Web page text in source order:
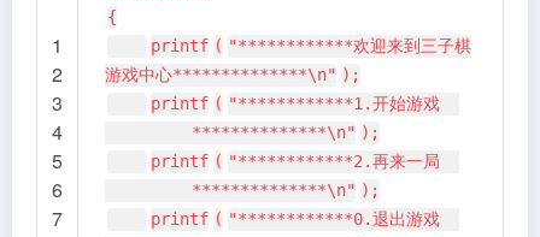
1
2
3
4
5
6
7
{
printf ( "************欢迎来到三子棋
游戏中心**************\n" );
printf ( "************1.开始游戏
**************\n" );
printf ( "************2.再来一局
**************\n" );
printf ( "************0.退出游戏